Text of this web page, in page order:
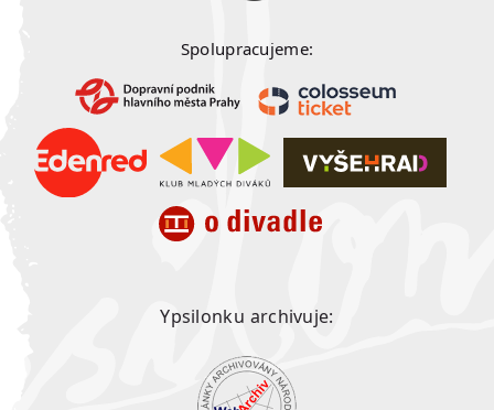
Spolupracujeme:
Ypsilonku archivuje: